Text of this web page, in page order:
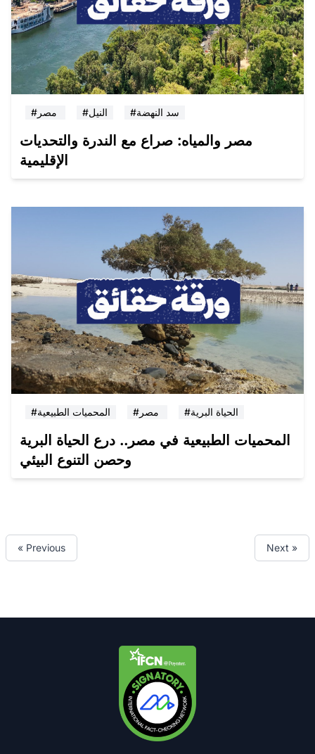
#النيل #سد النهضة
مصر والمياه: صراع مع الندرة والتحديات
الإقليمية
#المحميات الطبيعية #الحياة البرية
المحميات الطبيعية في مصر.. درع الحياة البرية
وحصن التنوع البيئي
« Previous Next »